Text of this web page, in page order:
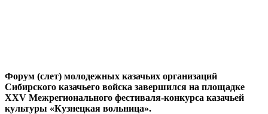
Форум (слет) молодежных казачьих организаций
Сибирского казачьего войска завершился на площадке
XXV Межрегионального фестиваля-конкурса казачьей
культуры «Кузнецкая вольница».